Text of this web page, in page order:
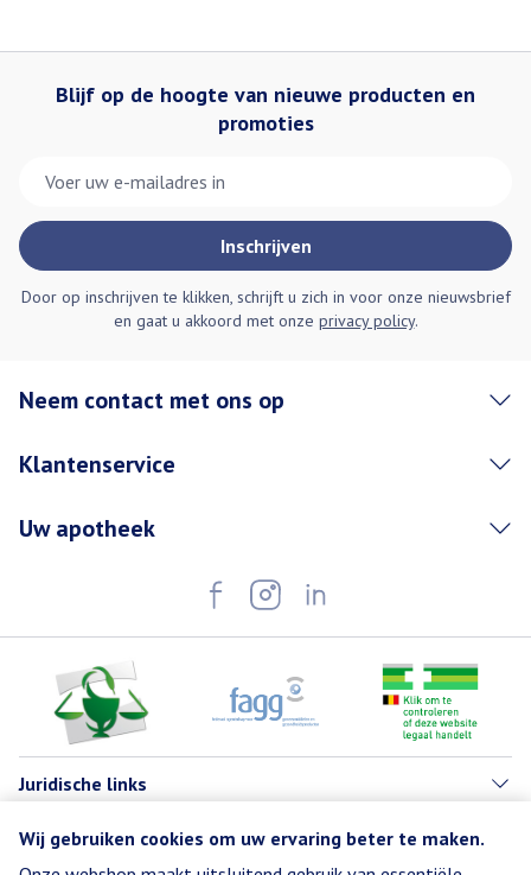
Wij gebruiken cookies om uw ervaring beter te maken.
Blijf op de hoogte van nieuwe producten en
promoties
Inschrijven
Door op inschrijven te klikken, schrijft u zich in voor onze nieuwsbrief
en gaat u akkoord met onze privacy policy.
Neem contact met ons op
Klantenservice
Uw apotheek
Juridische links